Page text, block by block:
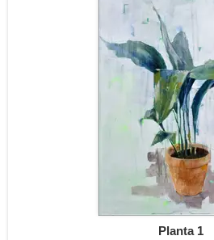
Planta 1